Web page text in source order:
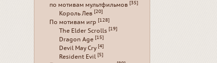
по мотивам мультфильмов [35]
Король Лев [20]
По мотивам игр [128]
The Elder Scrolls [19]
Dragon Age [15]
Devil May Cry [4]
Resident Evil [5]